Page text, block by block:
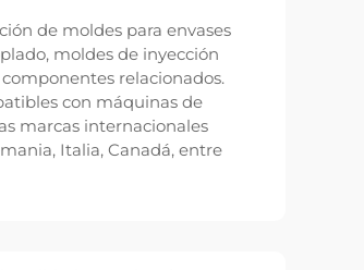
de moldes para envases
moldes de inyección
relacionados.
con máquinas de
marcas internacionales
Italia, Canadá, entre